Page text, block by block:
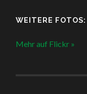
WEITERE FOTOS:
Mehr auf Flickr »